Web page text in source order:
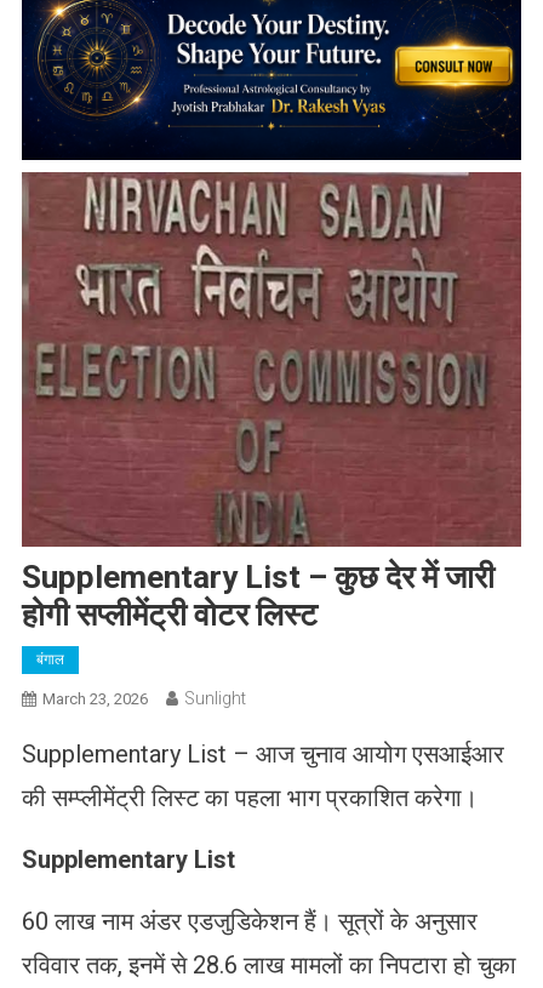
Supplementary List – कुछ देर में जारी
होगी सप्लीमेंट्री वोटर लिस्ट
बंगाल
March 23, 2026 Sunlight
Supplementary List – आज चुनाव आयोग एसआईआर
की सम्प्लीमेंट्री लिस्ट का पहला भाग प्रकाशित करेगा।
Supplementary List
60 लाख नाम अंडर एडजुडिकेशन हैं। सूत्रों के अनुसार
रविवार तक, इनमें से 28.6 लाख मामलों का निपटारा हो चुका